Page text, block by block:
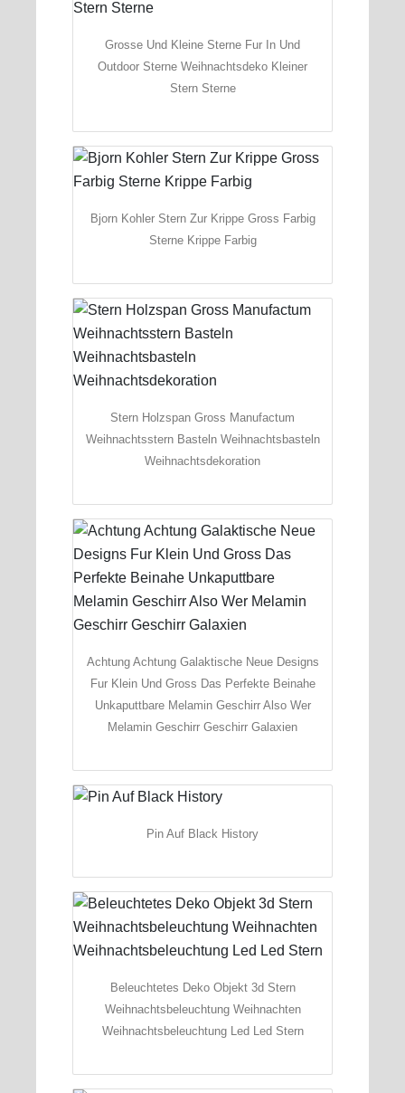
Grosse Und Kleine Sterne Fur In Und
Outdoor Sterne Weihnachtsdeko Kleiner
Stern Sterne
Bjorn Kohler Stern Zur Krippe Gross Farbig
Sterne Krippe Farbig
Stern Holzspan Gross Manufactum
Weihnachtsstern Basteln Weihnachtsbasteln
Weihnachtsdekoration
Achtung Achtung Galaktische Neue Designs
Fur Klein Und Gross Das Perfekte Beinahe
Unkaputtbare Melamin Geschirr Also Wer
Melamin Geschirr Geschirr Galaxien
Pin Auf Black History
Beleuchtetes Deko Objekt 3d Stern
Weihnachtsbeleuchtung Weihnachten
Weihnachtsbeleuchtung Led Led Stern